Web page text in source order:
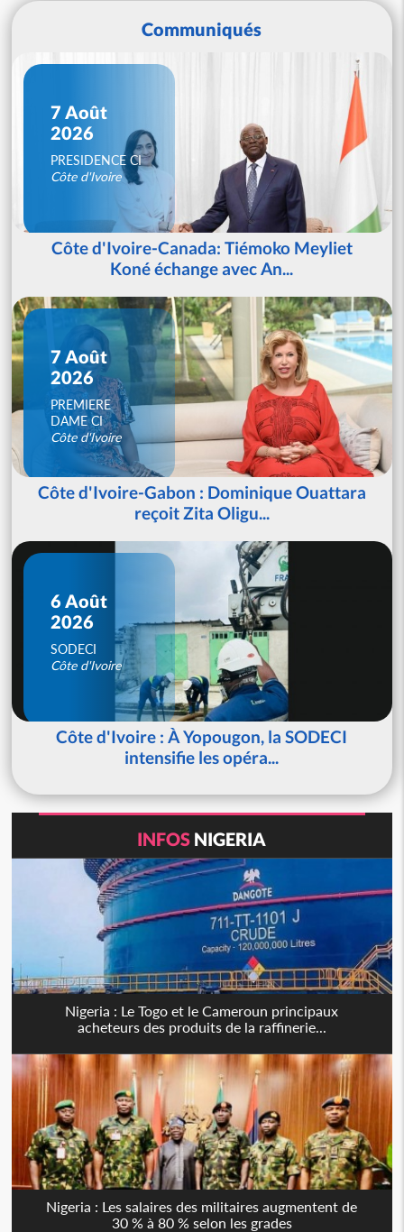
Communiqués
7 Août
2026
PRESIDENCE CI
Côte d'Ivoire
Côte d'Ivoire-Canada: Tiémoko Meyliet
Koné échange avec An...
7 Août
2026
PREMIERE
DAME CI
Côte d'Ivoire
Côte d'Ivoire-Gabon : Dominique Ouattara
reçoit Zita Oligu...
6 Août
2026
SODECI
Côte d'Ivoire
Côte d'Ivoire : À Yopougon, la SODECI
intensifie les opéra...
INFOS NIGERIA
Nigeria : Le Togo et le Cameroun principaux
acheteurs des produits de la raffinerie...
Nigeria : Les salaires des militaires augmentent de
30 % à 80 % selon les grades